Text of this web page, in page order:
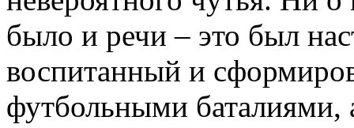
было и речи – это был
воспитанный и
футбольными баталиями,